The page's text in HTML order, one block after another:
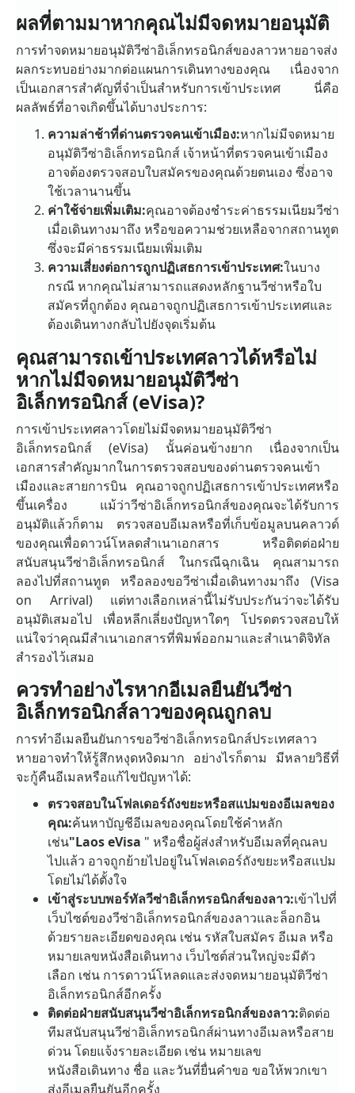
ผลที่ตามมาหากคุณไม่มีจดหมายอนุมัติ
การทำจดหมายอนุมัติวีซ่าอิเล็กทรอนิกส์ของลาวหายอาจส่ง
ผลกระทบอย่างมากต่อแผนการเดินทางของคุณ เนื่องจาก
เป็นเอกสารสำคัญที่จำเป็นสำหรับการเข้าประเทศ นี่คือ
ผลลัพธ์ที่อาจเกิดขึ้นได้บางประการ:
ความล่าช้าที่ด่านตรวจคนเข้าเมือง:หากไม่มีจดหมาย
อนุมัติวีซ่าอิเล็กทรอนิกส์ เจ้าหน้าที่ตรวจคนเข้าเมือง
อาจต้องตรวจสอบใบสมัครของคุณด้วยตนเอง ซึ่งอาจ
ใช้เวลานานขึ้น
ค่าใช้จ่ายเพิ่มเติม:คุณอาจต้องชำระค่าธรรมเนียมวีซ่า
เมื่อเดินทางมาถึง หรือขอความช่วยเหลือจากสถานทูต
ซึ่งจะมีค่าธรรมเนียมเพิ่มเติม
ความเสี่ยงต่อการถูกปฏิเสธการเข้าประเทศ:ในบาง
กรณี หากคุณไม่สามารถแสดงหลักฐานวีซ่าหรือใบ
สมัครที่ถูกต้อง คุณอาจถูกปฏิเสธการเข้าประเทศและ
ต้องเดินทางกลับไปยังจุดเริ่มต้น
คุณสามารถเข้าประเทศลาวได้หรือไม่
หากไม่มีจดหมายอนุมัติวีซ่า
อิเล็กทรอนิกส์ (eVisa)?
การเข้าประเทศลาวโดยไม่มีจดหมายอนุมัติวีซ่า
อิเล็กทรอนิกส์ (eVisa) นั้นค่อนข้างยาก เนื่องจากเป็น
เอกสารสำคัญมากในการตรวจสอบของด่านตรวจคนเข้า
เมืองและสายการบิน คุณอาจถูกปฏิเสธการเข้าประเทศหรือ
ขึ้นเครื่อง แม้ว่าวีซ่าอิเล็กทรอนิกส์ของคุณจะได้รับการ
อนุมัติแล้วก็ตาม ตรวจสอบอีเมลหรือที่เก็บข้อมูลบนคลาวด์
ของคุณเพื่อดาวน์โหลดสำเนาเอกสาร หรือติดต่อฝ่าย
สนับสนุนวีซ่าอิเล็กทรอนิกส์ ในกรณีฉุกเฉิน คุณสามารถ
ลองไปที่สถานทูต หรือลองขอวีซ่าเมื่อเดินทางมาถึง (Visa
on Arrival) แต่ทางเลือกเหล่านี้ไม่รับประกันว่าจะได้รับ
อนุมัติเสมอไป เพื่อหลีกเลี่ยงปัญหาใดๆ โปรดตรวจสอบให้
แน่ใจว่าคุณมีสำเนาเอกสารที่พิมพ์ออกมาและสำเนาดิจิทัล
สำรองไว้เสมอ
ควรทำอย่างไรหากอีเมลยืนยันวีซ่า
อิเล็กทรอนิกส์ลาวของคุณถูกลบ
การทำอีเมลยืนยันการขอวีซ่าอิเล็กทรอนิกส์ประเทศลาว
หายอาจทำให้รู้สึกหงุดหงิดมาก อย่างไรก็ตาม มีหลายวิธีที่
จะกู้คืนอีเมลหรือแก้ไขปัญหาได้:
ตรวจสอบในโฟลเดอร์ถังขยะหรือสแปมของอีเมลของ
คุณ:ค้นหาบัญชีอีเมลของคุณโดยใช้คำหลัก
เช่น"Laos eVisa " หรือชื่อผู้ส่งสำหรับอีเมลที่คุณลบ
ไปแล้ว อาจถูกย้ายไปอยู่ในโฟลเดอร์ถังขยะหรือสแปม
โดยไม่ได้ตั้งใจ
เข้าสู่ระบบพอร์ทัลวีซ่าอิเล็กทรอนิกส์ของลาว:เข้าไปที่
เว็บไซต์ของวีซ่าอิเล็กทรอนิกส์ของลาวและล็อกอิน
ด้วยรายละเอียดของคุณ เช่น รหัสใบสมัคร อีเมล หรือ
หมายเลขหนังสือเดินทาง เว็บไซต์ส่วนใหญ่จะมีตัว
เลือก เช่น การดาวน์โหลดและส่งจดหมายอนุมัติวีซ่า
อิเล็กทรอนิกส์อีกครั้ง
ติดต่อฝ่ายสนับสนุนวีซ่าอิเล็กทรอนิกส์ของลาว:ติดต่อ
ทีมสนับสนุนวีซ่าอิเล็กทรอนิกส์ผ่านทางอีเมลหรือสาย
ด่วน โดยแจ้งรายละเอียด เช่น หมายเลข
หนังสือเดินทาง ชื่อ และวันที่ยื่นคำขอ ขอให้พวกเขา
ส่งอีเมลยืนยันอีกครั้ง